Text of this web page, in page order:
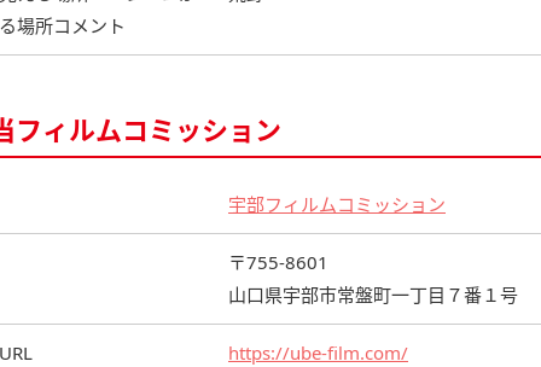
場所コメント
フィルムコミッション
宇部フィルムコミッション
〒755-8601
山口県宇部市常盤町一丁目７番１号
https://ube-film.com/